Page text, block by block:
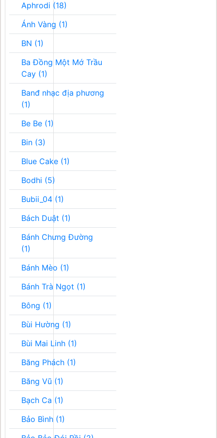
Aphrodi (18)
Ánh Vàng (1)
BN (1)
Ba Đồng Một Mớ Trầu
Cay (1)
Banđ nhạc địa phương
(1)
Be Be (1)
Bin (3)
Blue Cake (1)
Bodhi (5)
Bubii_04 (1)
Bách Duật (1)
Bánh Chưng Đường
(1)
Bánh Mèo (1)
Bánh Trà Ngọt (1)
Bông (1)
Bùi Hường (1)
Bùi Mai Linh (1)
Băng Phách (1)
Băng Vũ (1)
Bạch Ca (1)
Bảo Bình (1)